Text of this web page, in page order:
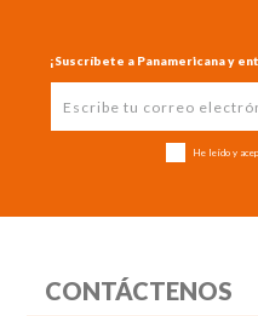
¡Suscríbete a Panamericana y
He leído y
CONTÁCTENOS